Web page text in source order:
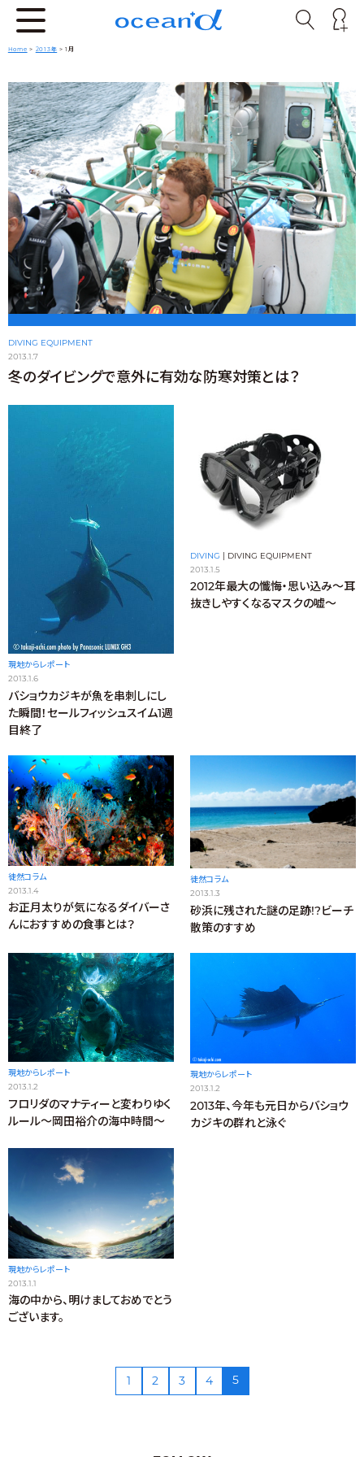
Home > 2013年 > 1月
DIVING EQUIPMENT
2013.1.7
冬のダイビングで意外に有効な防寒対策とは？
現地からレポート
2013.1.6
バショウカジキが魚を串刺しにし
た瞬間！セールフィッシュスイム1週
目終了
DIVING | DIVING EQUIPMENT
2013.1.5
2012年最大の懺悔・思い込み～耳
抜きしやすくなるマスクの嘘～
徒然コラム
2013.1.4
お正月太りが気になるダイバーさ
んにおすすめの食事とは？
徒然コラム
2013.1.3
砂浜に残された謎の足跡!?ビーチ
散策のすすめ
現地からレポート
2013.1.2
フロリダのマナティーと変わりゆく
ルール～岡田裕介の海中時間～
現地からレポート
2013.1.2
2013年、今年も元日からバショウ
カジキの群れと泳ぐ
現地からレポート
2013.1.1
海の中から、明けましておめでとう
ございます。
1 2 3 4 5